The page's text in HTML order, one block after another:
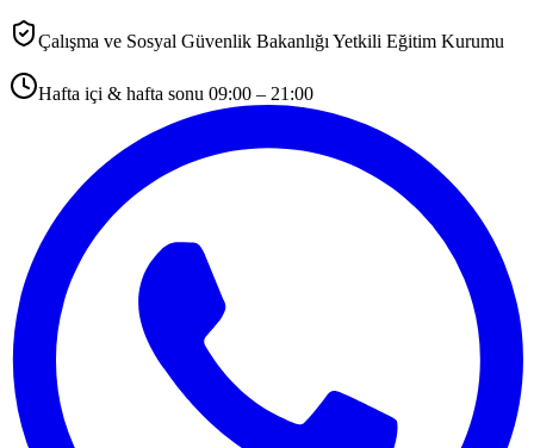
Çalışma ve Sosyal Güvenlik Bakanlığı Yetkili Eğitim Kurumu
Hafta içi & hafta sonu 09:00 – 21:00